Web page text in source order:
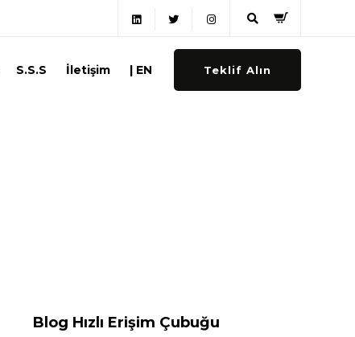
S.S.S İletişim | EN Teklif Alın
Blog Hızlı Erişim Çubuğu